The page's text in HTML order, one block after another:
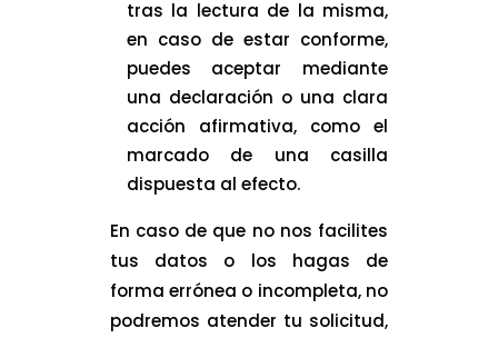
tras la lectura de la misma,
en caso de estar conforme,
puedes aceptar mediante
una declaración o una clara
acción afirmativa, como el
marcado de una casilla
dispuesta al efecto.
En caso de que no nos facilites
tus datos o los hagas de
forma errónea o incompleta, no
podremos atender tu solicitud,